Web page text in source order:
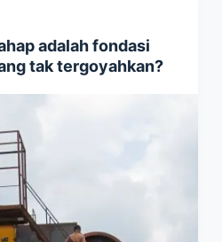
adalah fondasi
tak tergoyahkan?